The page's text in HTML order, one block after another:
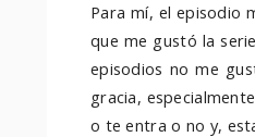
Para mí, el episodio
que me gustó la
episodios no me
gracia,
o te entra o no y,